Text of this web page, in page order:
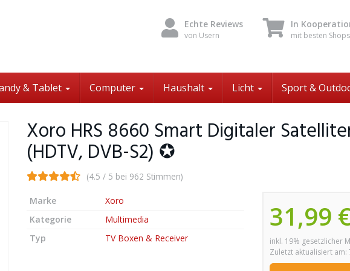
Echte Reviews
von Usern
In
mit besten Shops
& Tablet Computer Haushalt Licht Sport &
Xoro HRS 8660 Smart Digitaler
(HDTV, DVB-S2) ✪
(4.5 / 5 bei 962 Stimmen)
31,99
inkl. 19% gesetzlicher
Zuletzt aktualisiert am:
Marke
Xoro
Kategorie
Multimedia
Typ
TV Boxen & Receiver